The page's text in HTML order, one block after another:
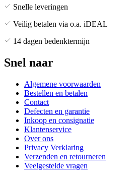
Snelle leveringen
Veilig betalen via o.a. iDEAL
14 dagen bedenktermijn
Snel naar
Algemene voorwaarden
Bestellen en betalen
Contact
Defecten en garantie
Inkoop en consignatie
Klantenservice
Over ons
Privacy Verklaring
Verzenden en retourneren
Veelgestelde vragen